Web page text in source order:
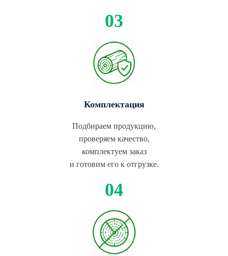
Комплектация
Подбираем продукцию,
проверяем качество,
комплектуем заказ
и готовим его к отгрузке.